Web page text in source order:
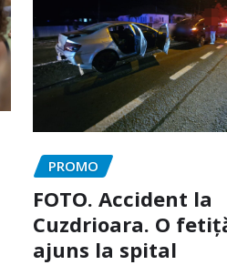
PROMO
FOTO. Accident la
Cuzdrioara. O
ajuns la spital